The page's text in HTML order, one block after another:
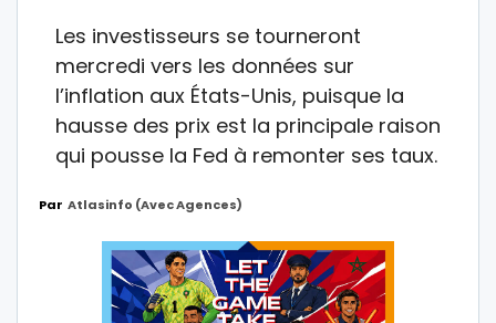
Les investisseurs se tourneront
mercredi vers les données sur
l’inflation aux États-Unis, puisque la
hausse des prix est la principale raison
qui pousse la Fed à remonter ses taux.
Par Atlasinfo (avec Agences)